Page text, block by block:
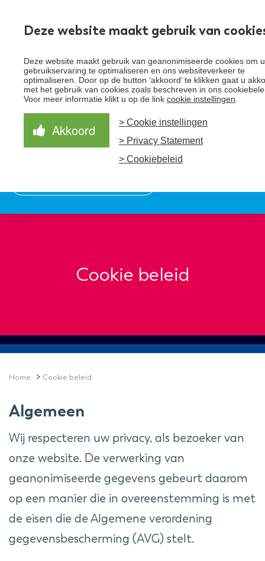
Deze website maakt gebruik van
Deze website maakt gebruik van geanonimiseerde cookies om
gebruikservaring te optimaliseren en ons websiteverkeer te
optimaliseren. Door op de button ‘akkoord’ te klikken gaat u
met het gebruik van cookies zoals beschreven in ons
Voor meer informatie klikt u op de link cookie instellingen
Akkoord
> Cookie instellingen
> Privacy Statement
> Cookiebeleid
Toggle
menu
Over Santeon
Waardegedreven zorg
aanpak
Samen Beter
Contact
Schrijf je in voor de nieuwsbrief
Schrijf je in voor onze nieuwsbrief en ontvang het
laatste nieuws!
Cookie beleid
Home > Cookie beleid
Algemeen
Wij respecteren uw privacy, als bezoeker van
onze website. De verwerking van
geanonimiseerde gegevens gebeurt daarom
op een manier die in overeenstemming is met
de eisen die de Algemene verordening
gegevensbescherming (AVG) stelt.